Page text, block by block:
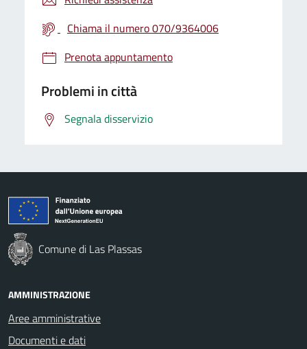
Chiama il numero 070/9364006
Prenota appuntamento
Problemi in città
Segnala disservizio
Comune di Las Plassas
AMMINISTRAZIONE
Aree amministrative
Documenti e dati